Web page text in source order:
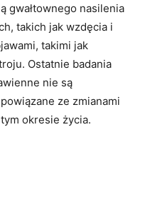
gwałtownego nasilenia
takich jak wzdęcia i
takimi jak
Ostatnie badania
nie są
ze zmianami
okresie życia.